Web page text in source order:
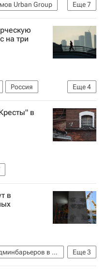
Еще7
Urban Group
(Подмосковье)
на три
Еще4
Россия
в
в
Еще3
Строим просто: сокращение админбарьеров в строительстве
Строительство